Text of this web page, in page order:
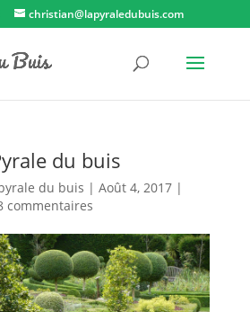
christian@lapyraledubuis.com
du buis
du buis | Août 4, 2017|
commentaires